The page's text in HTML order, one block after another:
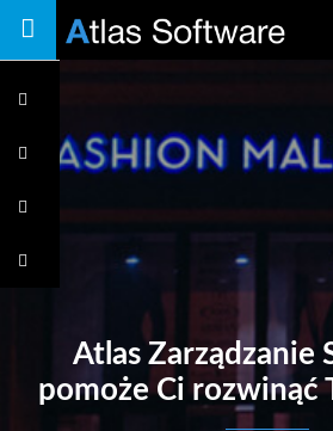
Toggle
navigation
Możliwości
Przegląd
systemu
Atlas Zarządzanie
pomoże Ci rozwinąć